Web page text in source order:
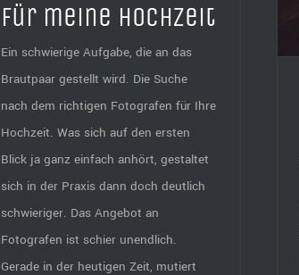
für meine Hochzeit
Ein schwierige Aufgabe, die an das
Brautpaar gestellt wird. Die Suche
nach dem richtigen Fotografen für Ihre
Hochzeit. Was sich auf den ersten
Blick ja ganz einfach anhört, gestaltet
sich in der Praxis dann doch deutlich
schwieriger. Das Angebot an
Fotografen ist schier unendlich.
Gerade in der heutigen Zeit, mutiert